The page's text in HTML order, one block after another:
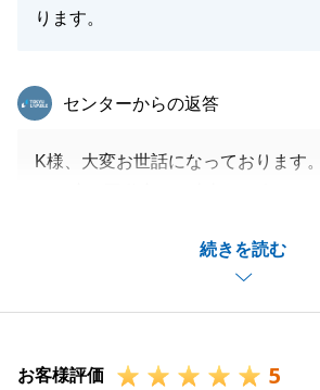
ります。
続きを読む
東急リバブル
センターからの返答
K様、大変お世話になっております。
ご契約からご決済までスムーズに進
協力があってこそでした。
また、今後不動産に関することで何
す。
お客様評価 5